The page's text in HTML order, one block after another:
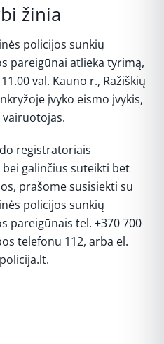
žinia
policijos sunkių
pareigūnai atlieka tyrimą,
val. Kauno r., Ražiškių
įvyko eismo įvykis,
registratoriais
galinčius suteikti bet
prašome susisiekti su
policijos sunkių
pareigūnais tel. +370 700
telefonu 112, arba el.